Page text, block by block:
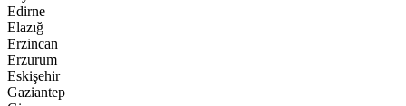
Edirne
Elazığ
Erzincan
Erzurum
Eskişehir
Gaziantep